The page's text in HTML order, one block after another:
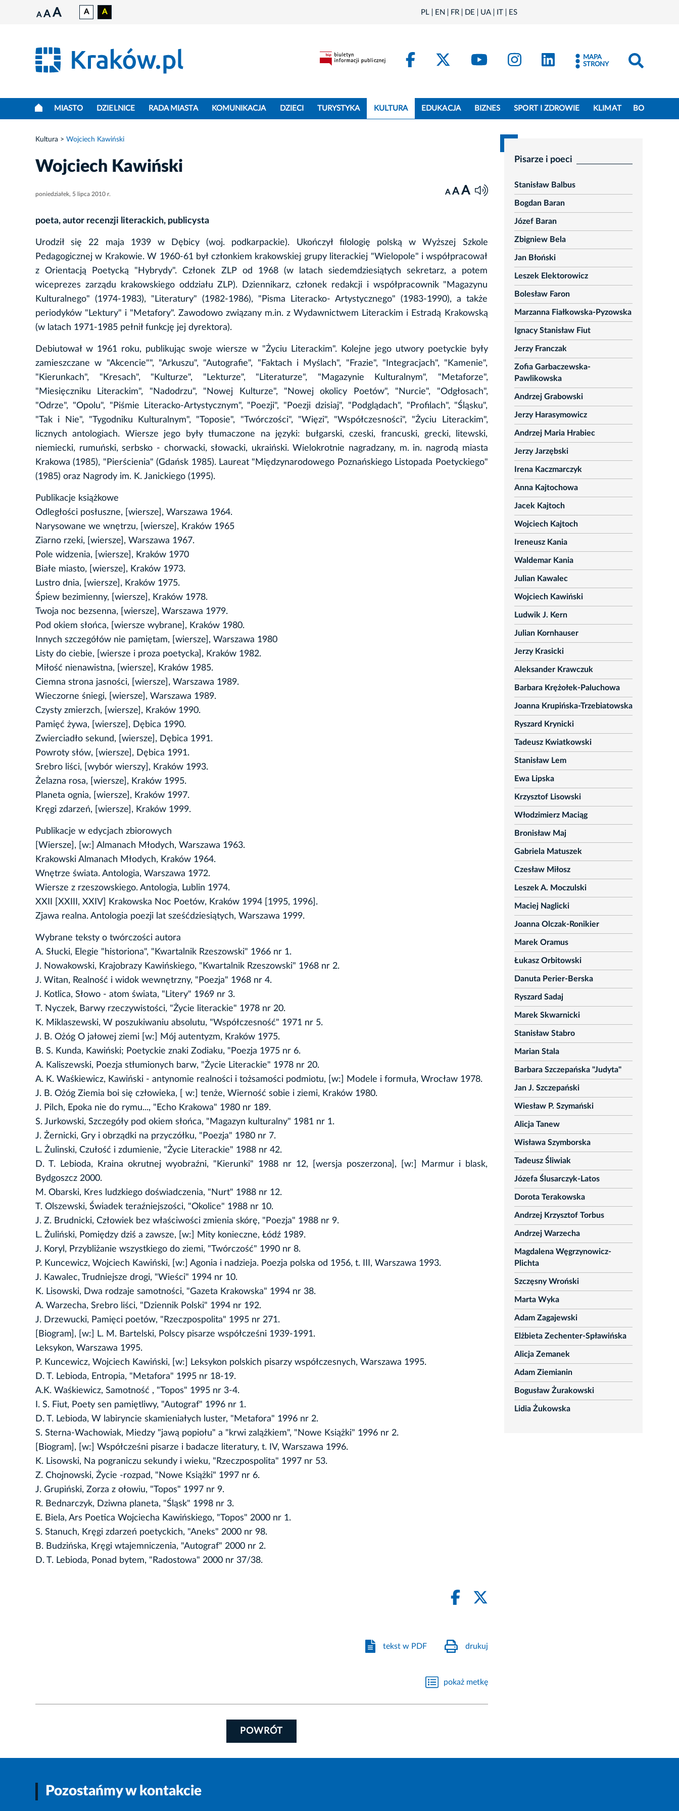
A A A A A PL EN FR DE UA IT ES
FacebookKraków - X
Kraków - YouTube
Kraków - Instagram
Kraków - LinkedIn
MAPA
STRONY
MIASTO DZIELNICE RADA MIASTA KOMUNIKACJA DZIECI TURYSTYKA KULTURA EDUKACJA BIZNES SPORT I ZDROWIE KLIMAT BO
Kultura Wojciech Kawiński
Wojciech Kawiński
poniedziałek, 5 lipca 2010 r. A A A
poeta, autor recenzji literackich, publicysta
Urodził się 22 maja 1939 w Dębicy (woj. podkarpackie). Ukończył filologię polską w Wyższej Szkole
Pedagogicznej w Krakowie. W 1960-61 był członkiem krakowskiej grupy literackiej "Wielopole" i współpracował
z Orientacją Poetycką "Hybrydy". Członek ZLP od 1968 (w latach siedemdziesiątych sekretarz, a potem
wiceprezes zarządu krakowskiego oddziału ZLP). Dziennikarz, członek redakcji i współpracownik "Magazynu
Kulturalnego" (1974-1983), "Literatury" (1982-1986), "Pisma Literacko- Artystycznego" (1983-1990), a także
periodyków "Lektury" i "Metafory". Zawodowo związany m.in. z Wydawnictwem Literackim i Estradą Krakowską
(w latach 1971-1985 pełnił funkcję jej dyrektora).
Debiutował w 1961 roku, publikując swoje wiersze w "Życiu Literackim". Kolejne jego utwory poetyckie były
zamieszczane w "Akcencie"", "Arkuszu", "Autografie", "Faktach i Myślach", "Frazie", "Integracjach", "Kamenie",
"Kierunkach", "Kresach", "Kulturze", "Lekturze", "Literaturze", "Magazynie Kulturalnym", "Metaforze",
"Miesięczniku Literackim", "Nadodrzu", "Nowej Kulturze", "Nowej okolicy Poetów", "Nurcie", "Odgłosach",
"Odrze", "Opolu", "Piśmie Literacko-Artystycznym", "Poezji", "Poezji dzisiaj", "Podglądach", "Profilach", "Śląsku",
"Tak i Nie", "Tygodniku Kulturalnym", "Toposie", "Twórczości", "Więzi", "Współczesności", "Życiu Literackim",
licznych antologiach. Wiersze jego były tłumaczone na języki: bułgarski, czeski, francuski, grecki, litewski,
niemiecki, rumuński, serbsko - chorwacki, słowacki, ukraiński. Wielokrotnie nagradzany, m. in. nagrodą miasta
Krakowa (1985), "Pierścienia" (Gdańsk 1985). Laureat "Międzynarodowego Poznańskiego Listopada Poetyckiego"
(1985) oraz Nagrody im. K. Janickiego (1995).
Publikacje książkowe
Odległości posłuszne, [wiersze], Warszawa 1964.
Narysowane we wnętrzu, [wiersze], Kraków 1965
Ziarno rzeki, [wiersze], Warszawa 1967.
Pole widzenia, [wiersze], Kraków 1970
Białe miasto, [wiersze], Kraków 1973.
Lustro dnia, [wiersze], Kraków 1975.
Śpiew bezimienny, [wiersze], Kraków 1978.
Twoja noc bezsenna, [wiersze], Warszawa 1979.
Pod okiem słońca, [wiersze wybrane], Kraków 1980.
Innych szczegółów nie pamiętam, [wiersze], Warszawa 1980
Listy do ciebie, [wiersze i proza poetycka], Kraków 1982.
Miłość nienawistna, [wiersze], Kraków 1985.
Ciemna strona jasności, [wiersze], Warszawa 1989.
Wieczorne śniegi, [wiersze], Warszawa 1989.
Czysty zmierzch, [wiersze], Kraków 1990.
Pamięć żywa, [wiersze], Dębica 1990.
Zwierciadło sekund, [wiersze], Dębica 1991.
Powroty słów, [wiersze], Dębica 1991.
Srebro liści, [wybór wierszy], Kraków 1993.
Żelazna rosa, [wiersze], Kraków 1995.
Planeta ognia, [wiersze], Kraków 1997.
Kręgi zdarzeń, [wiersze], Kraków 1999.
Publikacje w edycjach zbiorowych
[Wiersze], [w:] Almanach Młodych, Warszawa 1963.
Krakowski Almanach Młodych, Kraków 1964.
Wnętrze świata. Antologia, Warszawa 1972.
Wiersze z rzeszowskiego. Antologia, Lublin 1974.
XXII [XXIII, XXIV] Krakowska Noc Poetów, Kraków 1994 [1995, 1996].
Zjawa realna. Antologia poezji lat sześćdziesiątych, Warszawa 1999.
Wybrane teksty o twórczości autora
A. Słucki, Elegie "historiona", "Kwartalnik Rzeszowski" 1966 nr 1.
J. Nowakowski, Krajobrazy Kawińskiego, "Kwartalnik Rzeszowski" 1968 nr 2.
J. Witan, Realność i widok wewnętrzny, "Poezja" 1968 nr 4.
J. Kotlica, Słowo - atom świata, "Litery" 1969 nr 3.
T. Nyczek, Barwy rzeczywistości, "Życie literackie" 1978 nr 20.
K. Miklaszewski, W poszukiwaniu absolutu, "Współczesność" 1971 nr 5.
J. B. Ożóg O jałowej ziemi [w:] Mój autentyzm, Kraków 1975.
B. S. Kunda, Kawiński; Poetyckie znaki Zodiaku, "Poezja 1975 nr 6.
A. Kaliszewski, Poezja stłumionych barw, "Życie Literackie" 1978 nr 20.
A. K. Waśkiewicz, Kawiński - antynomie realności i tożsamości podmiotu, [w:] Modele i formuła, Wrocław 1978.
J. B. Ożóg Ziemia boi się człowieka, [ w:] tenże, Wierność sobie i ziemi, Kraków 1980.
J. Pilch, Epoka nie do rymu..., "Echo Krakowa" 1980 nr 189.
S. Jurkowski, Szczegóły pod okiem słońca, "Magazyn kulturalny" 1981 nr 1.
J. Żernicki, Gry i obrządki na przyczółku, "Poezja" 1980 nr 7.
L. Żulinski, Czułość i zdumienie, "Życie Literackie" 1988 nr 42.
D. T. Lebioda, Kraina okrutnej wyobraźni, "Kierunki" 1988 nr 12, [wersja poszerzona], [w:] Marmur i blask,
Bydgoszcz 2000.
M. Obarski, Kres ludzkiego doświadczenia, "Nurt" 1988 nr 12.
T. Olszewski, Świadek teraźniejszości, "Okolice" 1988 nr 10.
J. Z. Brudnicki, Człowiek bez właściwości zmienia skórę, "Poezja" 1988 nr 9.
L. Żuliński, Pomiędzy dziś a zawsze, [w:] Mity konieczne, Łódź 1989.
J. Koryl, Przybliżanie wszystkiego do ziemi, "Twórczość" 1990 nr 8.
P. Kuncewicz, Wojciech Kawiński, [w:] Agonia i nadzieja. Poezja polska od 1956, t. III, Warszawa 1993.
J. Kawalec, Trudniejsze drogi, "Wieści" 1994 nr 10.
K. Lisowski, Dwa rodzaje samotności, "Gazeta Krakowska" 1994 nr 38.
A. Warzecha, Srebro liści, "Dziennik Polski" 1994 nr 192.
J. Drzewucki, Pamięci poetów, "Rzeczpospolita" 1995 nr 271.
[Biogram], [w:] L. M. Bartelski, Polscy pisarze współcześni 1939-1991.
Leksykon, Warszawa 1995.
P. Kuncewicz, Wojciech Kawiński, [w:] Leksykon polskich pisarzy współczesnych, Warszawa 1995.
D. T. Lebioda, Entropia, "Metafora" 1995 nr 18-19.
A.K. Waśkiewicz, Samotność , "Topos" 1995 nr 3-4.
I. S. Fiut, Poety sen pamiętliwy, "Autograf" 1996 nr 1.
D. T. Lebioda, W labiryncie skamieniałych luster, "Metafora" 1996 nr 2.
S. Sterna-Wachowiak, Miedzy "jawą popiołu" a "krwi zalążkiem", "Nowe Książki" 1996 nr 2.
[Biogram], [w:] Współcześni pisarze i badacze literatury, t. IV, Warszawa 1996.
K. Lisowski, Na pograniczu sekundy i wieku, "Rzeczpospolita" 1997 nr 53.
Z. Chojnowski, Życie -rozpad, "Nowe Książki" 1997 nr 6.
J. Grupiński, Zorza z ołowiu, "Topos" 1997 nr 9.
R. Bednarczyk, Dziwna planeta, "Śląsk" 1998 nr 3.
E. Biela, Ars Poetica Wojciecha Kawińskiego, "Topos" 2000 nr 1.
S. Stanuch, Kręgi zdarzeń poetyckich, "Aneks" 2000 nr 98.
B. Budzińska, Kręgi wtajemniczenia, "Autograf" 2000 nr 2.
D. T. Lebioda, Ponad bytem, "Radostowa" 2000 nr 37/38.
tekst w PDF drukuj
pokaż metkę
POWRÓT
Pisarze i poeci
Stanisław Balbus
Bogdan Baran
Józef Baran
Zbigniew Bela
Jan Błoński
Leszek Elektorowicz
Bolesław Faron
Marzanna Fiałkowska-Pyzowska
Ignacy Stanisław Fiut
Jerzy Franczak
Zofia Garbaczewska-
Pawlikowska
Andrzej Grabowski
Jerzy Harasymowicz
Andrzej Maria Hrabiec
Jerzy Jarzębski
Irena Kaczmarczyk
Anna Kajtochowa
Jacek Kajtoch
Wojciech Kajtoch
Ireneusz Kania
Waldemar Kania
Julian Kawalec
Wojciech Kawiński
Ludwik J. Kern
Julian Kornhauser
Jerzy Krasicki
Aleksander Krawczuk
Barbara Krężołek-Paluchowa
Joanna Krupińska-Trzebiatowska
Ryszard Krynicki
Tadeusz Kwiatkowski
Stanisław Lem
Ewa Lipska
Krzysztof Lisowski
Włodzimierz Maciąg
Bronisław Maj
Gabriela Matuszek
Czesław Miłosz
Leszek A. Moczulski
Maciej Naglicki
Joanna Olczak-Ronikier
Marek Oramus
Łukasz Orbitowski
Danuta Perier-Berska
Ryszard Sadaj
Marek Skwarnicki
Stanisław Stabro
Marian Stala
Barbara Szczepańska "Judyta"
Jan J. Szczepański
Wiesław P. Szymański
Alicja Tanew
Wisława Szymborska
Tadeusz Śliwiak
Józefa Ślusarczyk-Latos
Dorota Terakowska
Andrzej Krzysztof Torbus
Andrzej Warzecha
Magdalena Węgrzynowicz-
Plichta
Szczęsny Wroński
Marta Wyka
Adam Zagajewski
Elżbieta Zechenter-Spławińska
Alicja Zemanek
Adam Ziemianin
Bogusław Żurakowski
Lidia Żukowska
Pozostańmy w kontakcie